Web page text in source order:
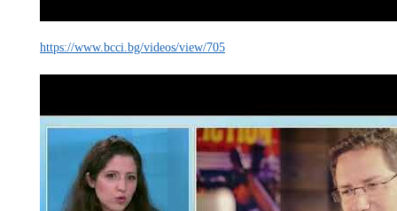
https://www.bcci.bg/videos/view/705